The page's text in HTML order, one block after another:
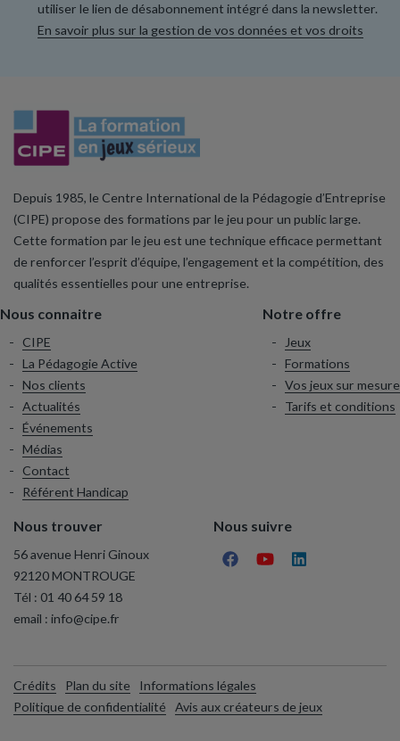
utiliser le lien de désabonnement intégré dans la newsletter.
En savoir plus sur la gestion de vos données et vos droits
Depuis 1985, le Centre International de la Pédagogie d’Entreprise
(CIPE) propose des formations par le jeu pour un public large.
Cette formation par le jeu est une technique efficace permettant
de renforcer l’esprit d’équipe, l’engagement et la compétition, des
qualités essentielles pour une entreprise.
Nous connaitre
CIPE
La Pédagogie Active
Nos clients
Actualités
Événements
Médias
Contact
Référent Handicap
Notre offre
Jeux
Formations
Vos jeux sur mesure
Tarifs et conditions
Nous trouver
56 avenue Henri Ginoux
92120 MONTROUGE
Tél : 01 40 64 59 18
email : info@cipe.fr
Nous suivre
Crédits Plan du site
Informations légales
Politique de confidentialité
Avis aux créateurs de jeux